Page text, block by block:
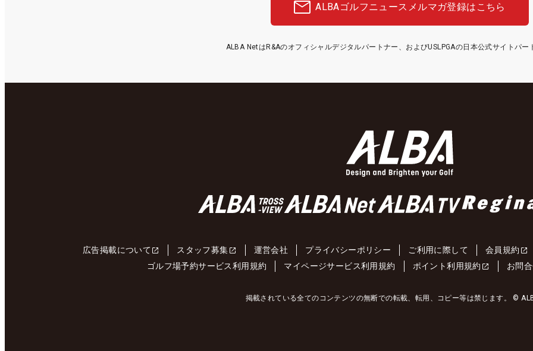
ALBAゴルフニュース メルマガ登録はこちら
ALBA NetはR&Aのオフィシャルデジタルパートナー、およびUSLPGAの日本公式サイトパー
広告掲載について スタッフ募集 運営会社 プライバシーポリシー ご利用に際して 会員規約
ゴルフ場予約サービス利用規約
マイページサービス利用規約 ポイント利用規約 お問
掲載されている全てのコンテンツの無断での転載、転用、コピー等は禁じます。 ©